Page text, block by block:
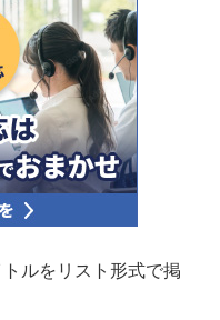
ルをリスト形式で掲